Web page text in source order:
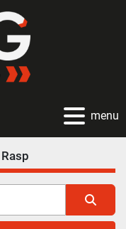
menu
Rasp